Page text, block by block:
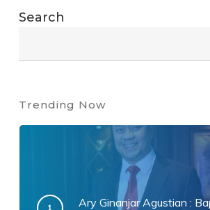
Search
Trending Now
Ary Ginanjar Agustian :